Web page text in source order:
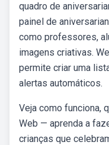
quadro de
painel de
como professores,
imagens criativas.
permite criar uma
alertas automáticos.
Veja como funciona,
Web — aprenda a
crianças que